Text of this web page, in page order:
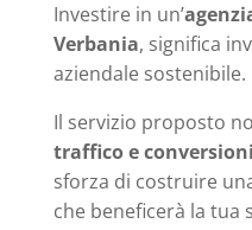
Investire in un’
Verbania, significa
aziendale sostenibile.
Il servizio proposto
traffico e
sforza di costruire
che beneficerà la tua